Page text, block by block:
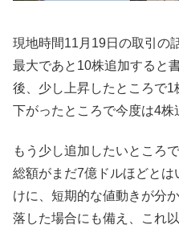
現地時間11月19日の取引の
最大であと10株追加すると
後、少し上昇したところで
下がったところで今度は4株
もう少し追加したいところ
総額がまだ7億ドルほどと
けに、短期的な値動きが分
落した場合にも備え、これ